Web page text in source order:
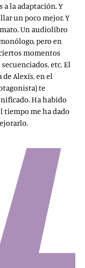
a la adaptación. Y
un poco mejor. Y
Un audiolibro
pero en
momentos
etc. El
Alexis, en el
te
Ha habido
tiempo me ha dado